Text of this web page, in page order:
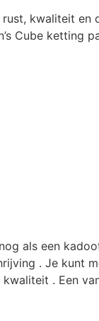
kwaliteit
Cube
als een
. Je kunt
. Een